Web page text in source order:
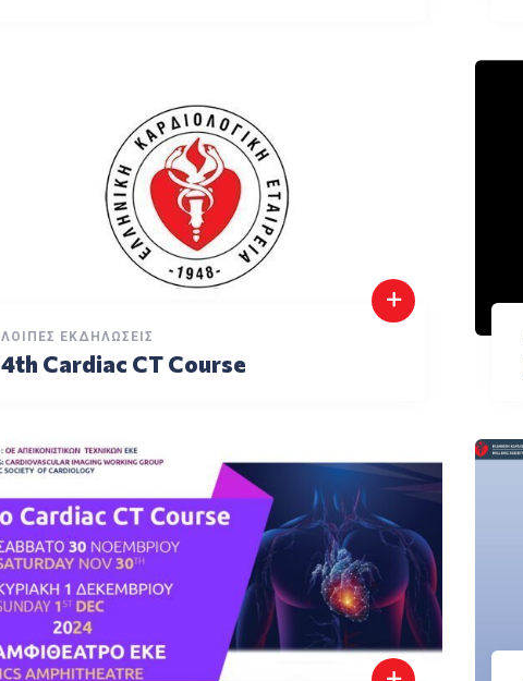
ΛΟΙΠΈΣ ΕΚΔΗΛΏΣΕΙΣ
4th Cardiac CT Course